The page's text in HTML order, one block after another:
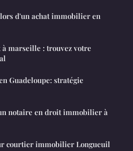
d'un achat immobilier en
marseille : trouvez votre
Guadeloupe: stratégie
notaire en droit immobilier à
courtier immobilier Longueuil